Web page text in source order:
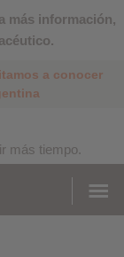
más información,
a conocer
más tiempo.